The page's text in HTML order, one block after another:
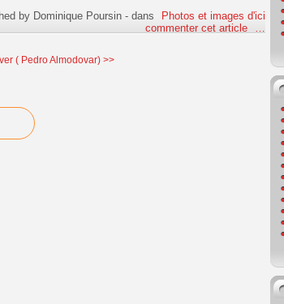
by Dominique Poursin -dans
Photos et images d'ici
commenter cet article
…
( Pedro Almodovar) >>